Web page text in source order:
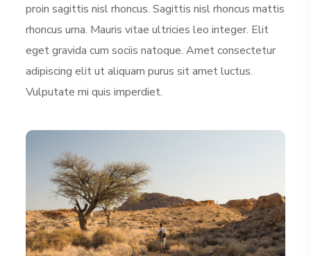
proin sagittis nisl rhoncus. Sagittis nisl rhoncus mattis
rhoncus urna. Mauris vitae ultricies leo integer. Elit
eget gravida cum sociis natoque. Amet consectetur
adipiscing elit ut aliquam purus sit amet luctus.
Vulputate mi quis imperdiet.